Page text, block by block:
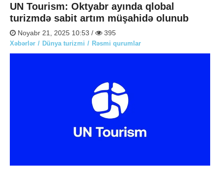
UN Tourism: Oktyabr ayında qlobal
turizmdə sabit artım müşahidə olunub
Noyabr 21, 2025 10:53 / 395
Xəbərlər Dünya turizmi Rəsmi qurumlar